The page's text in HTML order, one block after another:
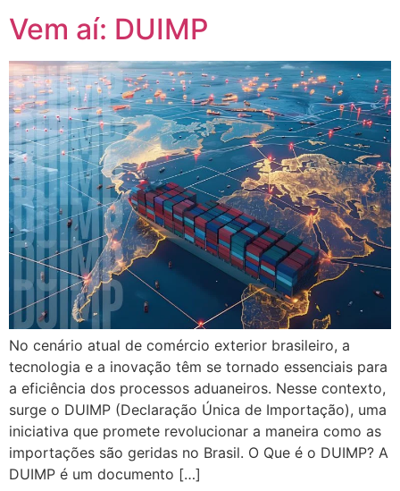
Vem aí: DUIMP
No cenário atual de comércio exterior brasileiro, a
tecnologia e a inovação têm se tornado essenciais para
a eficiência dos processos aduaneiros. Nesse contexto,
surge o DUIMP (Declaração Única de Importação), uma
iniciativa que promete revolucionar a maneira como as
importações são geridas no Brasil. O Que é o DUIMP? A
DUIMP é um documento […]